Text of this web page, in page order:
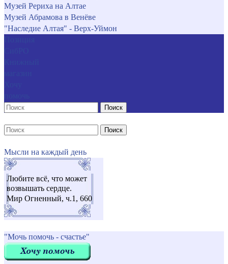
Музей Рериха на Алтае
Музей Абрамова в Венёве
"Наследие Алтая" - Верх-Уймон
Поиск
Поиск
Мысли на каждый день
Любите всё, что может
возвышать сердце.
Мир Огненный, ч.1, 660
"Мочь помочь - счастье"